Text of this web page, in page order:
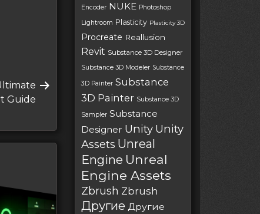
Guide
Encoder NUKE Photoshop
Lightroom Plasticity Plasticity 3D
Procreate Reallusion
Revit Substance 3D Designer
Substance 3D Modeler Substance
3D Painter Substance
3D Painter Substance 3D
Sampler Substance
Designer Unity Unity
Assets Unreal
Engine Unreal
Engine Assets
Zbrush Zbrush
Другие Другие